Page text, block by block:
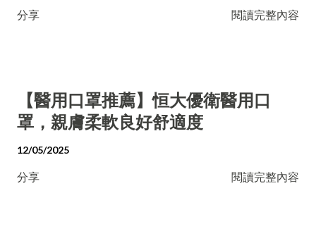
分享 閱讀完整內容
【醫用口罩推薦】恒大優衛醫用口
罩，親膚柔軟良好舒適度
12/05/2025
分享 閱讀完整內容